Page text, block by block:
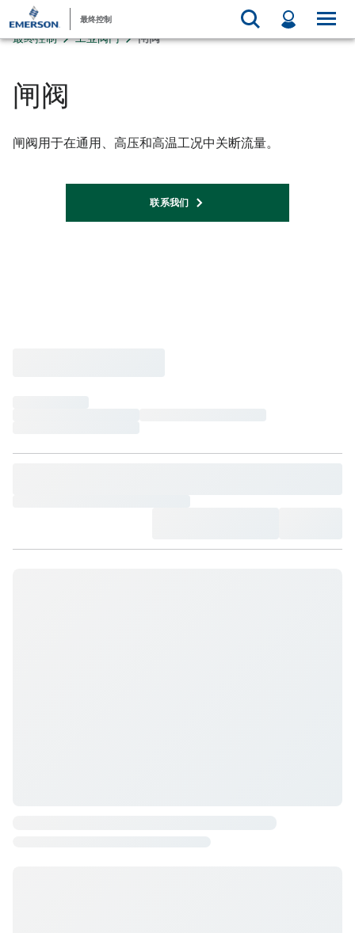
最终控制
最终控制 工业阀门 闸阀
闸阀
闸阀用于在通用、高压和高温工况中关断流量。
联系我们